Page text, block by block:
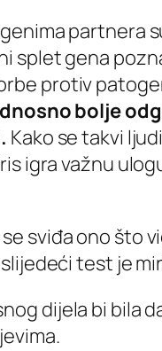
partnera
splet gena
protiv
bolje
Kako se takvi
igra važnu
se sviđa ono što
test je
dijela bi bila